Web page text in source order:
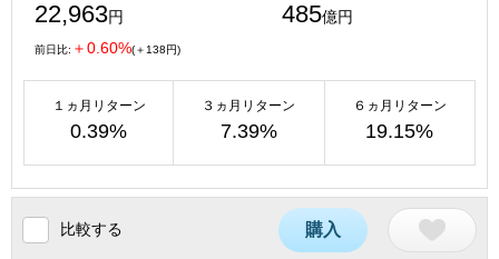
22,963円 485億円
前日比: ＋0.60%(＋138円)
１ヵ月リターン
0.39%
３ヵ月リターン
7.39%
６ヵ月リターン
19.15%
比較する 購入